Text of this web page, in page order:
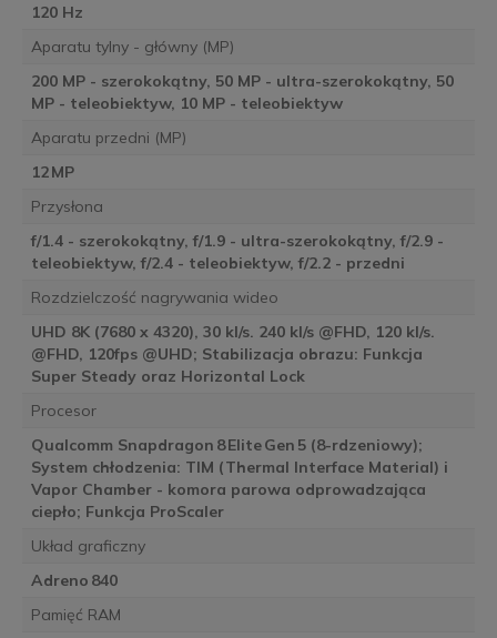
120 Hz
Aparatu tylny - główny (MP)
200 MP - szerokokątny, 50 MP - ultra-szerokokątny, 50
MP - teleobiektyw, 10 MP - teleobiektyw
Aparatu przedni (MP)
12 MP
Przysłona
f/1.4 - szerokokątny, f/1.9 - ultra-szerokokątny, f/2.9 -
teleobiektyw, f/2.4 - teleobiektyw, f/2.2 - przedni
Rozdzielczość nagrywania wideo
UHD 8K (7680 x 4320), 30 kl/s. 240 kl/s @FHD, 120 kl/s.
@FHD, 120fps @UHD; Stabilizacja obrazu: Funkcja
Super Steady oraz Horizontal Lock
Procesor
Qualcomm Snapdragon 8 Elite Gen 5 (8-rdzeniowy);
System chłodzenia: TIM (Thermal Interface Material) i
Vapor Chamber - komora parowa odprowadzająca
ciepło; Funkcja ProScaler
Układ graficzny
Adreno 840
Pamięć RAM